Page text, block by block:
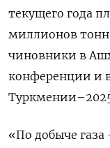
текущего года
миллионов тонн
чиновники в
конференции и
«По добыче газа